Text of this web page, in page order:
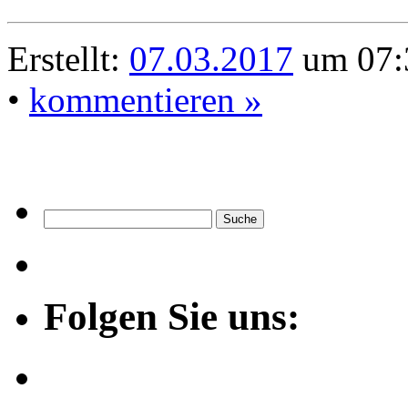
Erstellt: 07.03.2017 um
• kommentieren »
Folgen Sie uns: